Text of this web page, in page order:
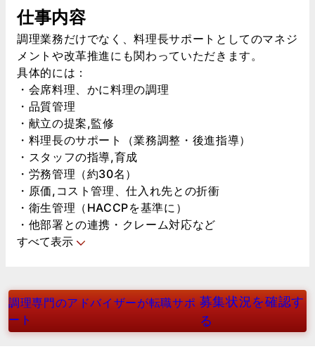
仕事内容
調理業務だけでなく、料理長サポートとしてのマネジ
メントや改革推進にも関わっていただきます。
具体的には：
・会席料理、かに料理の調理
・品質管理
・献立の提案,監修
・料理長のサポート（業務調整・後進指導）
・スタッフの指導,育成
・労務管理（約30名）
・原価,コスト管理、仕入れ先との折衝
・衛生管理（HACCPを基準に）
・他部署との連携・クレーム対応など
すべて表示
調理専門のアドバイザーが転職サポ
ート
募集状況を確認す
る